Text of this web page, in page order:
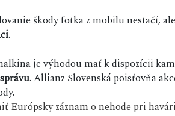
škody fotka z mobilu nestačí, ale
.
je výhodou mať k dispozícii
. Allianz Slovenská poisťovňa
Európsky záznam o nehode pri